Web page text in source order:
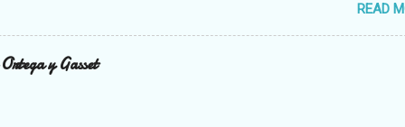
READ
y Gasset